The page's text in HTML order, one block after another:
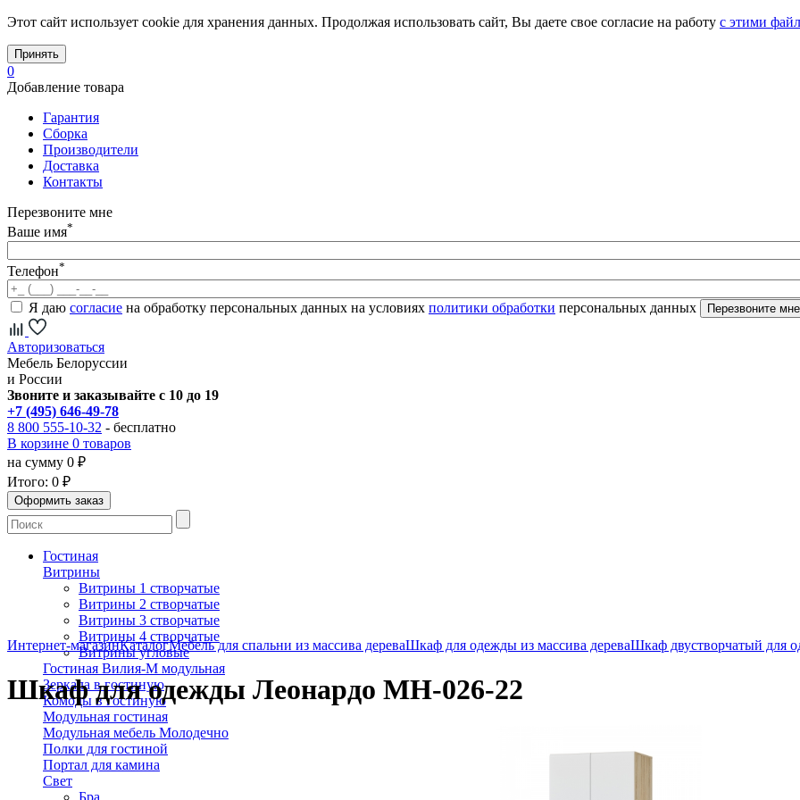
Этот сайт использует cookie для хранения данных. Продолжая использовать сайт, Вы даете свое согласие на работу с этими
Принять
0
Добавление товара
Гарантия
Сборка
Производители
Доставка
Контакты
Перезвоните мне
Ваше имя*
Телефон*
Я даю согласие на обработку персональных данных на условиях политики обработки персональных данных
Авторизоваться
Мебель Белоруссии
и России
Звоните и заказывайте с 10 до 19
+7 (495) 646-49-78
8 800 555-10-32 - бесплатно
В корзине 0 товаров
на сумму 0 ₽
Итого: 0 ₽
Гостиная
Витрины
Витрины 1 створчатые
Витрины 2 створчатые
Витрины 3 створчатые
Витрины 4 створчатые
Витрины угловые
Гостиная Вилия-М модульная
Зеркала в гостиную
Комоды в гостиную
Модульная гостиная
Модульная мебель Молодечно
Полки для гостиной
Портал для камина
Свет
Интернет-магазинКаталогМебель для спальни из массива дереваШкаф для одежды из массива дереваШкаф двустворчатый для
Шкаф для одежды Леонардо МН-026-22